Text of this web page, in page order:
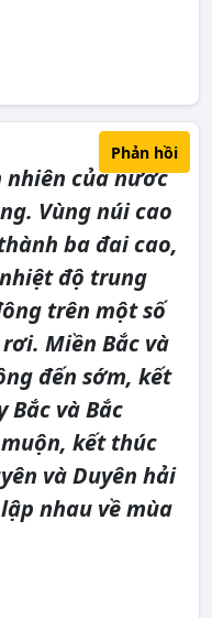
nhiên của nước
Vùng núi cao
ba đai cao,
độ trung
trên một số
Miền Bắc và
đến sớm, kết
Bắc và Bắc
kết thúc
và Duyên hải
nhau về mùa
Phản hồi